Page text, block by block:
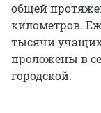
общей
километров.
тысячи
проложены в
городской.